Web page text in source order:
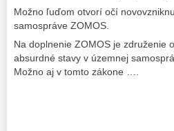
Možno ľuďom otvorí očí
samospráve ZOMOS.
Na doplnenie ZOMOS je združenie
absurdné stavy v územnej
Možno aj v tomto zákone ….